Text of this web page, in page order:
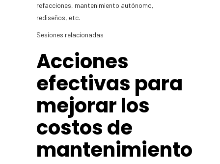
refacciones, mantenimiento autónomo,
rediseños, etc.
Sesiones relacionadas
Acciones
efectivas para
mejorar los
costos de
mantenimiento